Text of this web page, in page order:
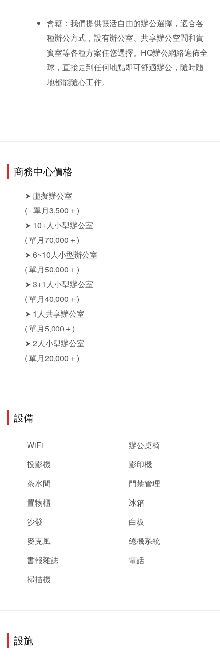
會籍：我們提供靈活自由的辦公選擇，適合各
種辦公方式，設有辦公室、共享辦公空間和貴
賓室等各種方案任您選擇。HQ辦公網絡遍佈全
球，直接走到任何地點即可舒適辦公，隨時隨
地都能隨心工作。
商務中心價格
➤ 虛擬辦公室
( - 單月3,500＋)
➤ 10+人小型辦公室
( 單月70,000＋)
➤ 6~10人小型辦公室
( 單月50,000＋)
➤ 3+1人小型辦公室
( 單月40,000＋)
➤ 1人共享辦公室
( 單月5,000＋)
➤ 2人小型辦公室
( 單月20,000＋)
設備
WiFi
辦公桌椅
投影機
影印機
茶水間
門禁管理
置物櫃
冰箱
沙發
白板
麥克風
總機系統
書報雜誌
電話
掃描機
設施